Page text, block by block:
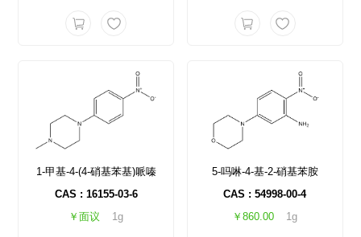
1-甲基-4-(4-硝基苯基)哌嗪
CAS : 16155-03-6
￥面议
1g
5-吗啉-4-基-2-硝基苯胺
CAS : 54998-00-4
￥860.00
1g